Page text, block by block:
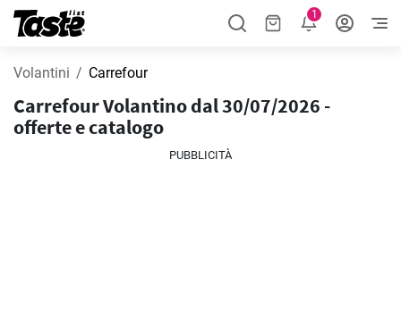
1
Volantini Carrefour
Carrefour Volantino dal 30/07/2026 -
offerte e catalogo
PUBBLICITÀ